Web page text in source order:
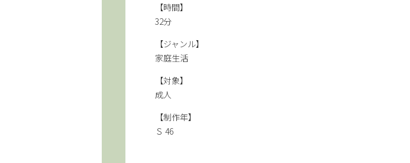
【時間】
32分
【ジャンル】
家庭生活
【対象】
成人
【制作年】
Ｓ 46